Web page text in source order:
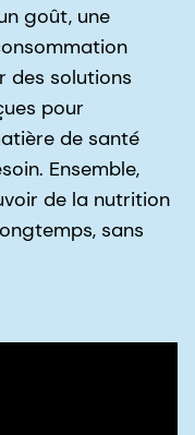
goût, une
des solutions
pour
de santé
Ensemble,
de la nutrition
sans